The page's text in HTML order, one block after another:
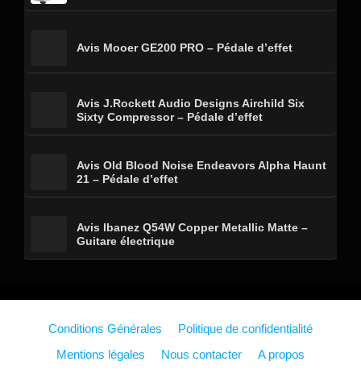
Avis Mooer GE200 PRO – Pédale d’effet
Avis J.Rockett Audio Designs Airchild Six
Sixty Compressor – Pédale d’effet
Avis Old Blood Noise Endeavors Alpha Haunt
21 – Pédale d’effet
Avis Ibanez Q54W Copper Metallic Matte –
Guitare électrique
Conditions Générales
Politique de confidentialité
Mentions légales
Nous contacter A propos